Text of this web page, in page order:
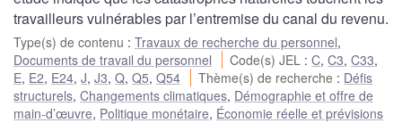
travailleurs vulnérables par l’entremise du canal du revenu.
Type(s) de contenu : Travaux de recherche du personnel,
Documents de travail du personnel
Code(s) JEL :C,C3,C33,
E, E2, E24, J, J3, Q, Q5, Q54 Thème(s) de recherche : Défis
structurels, Changements climatiques, Démographie et offre de
main-d’œuvre, Politique monétaire, Économie réelle et prévisions